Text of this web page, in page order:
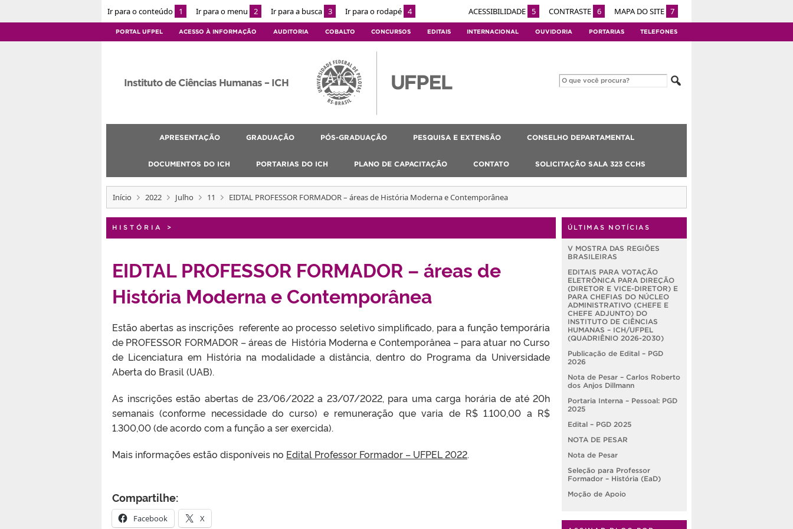
Ir para o conteúdo 1 Ir para o menu 2 Ir para a busca 3 Ir para o rodapé 4 ACESSIBILIDADE 5 CONTRASTE 6 MAPA DO SITE 7
PORTAL UFPEL ACESSO À INFORMAÇÃO AUDITORIA COBALTO CONCURSOS EDITAIS INTERNACIONAL OUVIDORIA PORTARIAS TELEFONES
Instituto de Ciências Humanas – ICH
APRESENTAÇÃO GRADUAÇÃO PÓS-GRADUAÇÃO PESQUISA E EXTENSÃO CONSELHO DEPARTAMENTAL
DOCUMENTOS DO ICH PORTARIAS DO ICH PLANO DE CAPACITAÇÃO CONTATO SOLICITAÇÃO SALA 323 CCHS
Início 2022 Julho 11 EIDTAL PROFESSOR FORMADOR – áreas de História Moderna e Contemporânea
HISTÓRIA >
EIDTAL PROFESSOR FORMADOR – áreas de
História Moderna e Contemporânea
Estão abertas as inscrições referente ao processo seletivo simplificado, para a função temporária
de PROFESSOR FORMADOR – áreas de História Moderna e Contemporânea – para atuar no Curso
de Licenciatura em História na modalidade a distância, dentro do Programa da Universidade
Aberta do Brasil (UAB).
As inscrições estão abertas de 23/06/2022 a 23/07/2022, para uma carga horária de até 20h
semanais (conforme necessidade do curso) e remuneração que varia de R$ 1.100,00 a R$
1.300,00 (de acordo com a função a ser exercida).
Mais informações estão disponíveis no Edital Professor Formador – UFPEL 2022.
Compartilhe:
Facebook X
ÚLTIMAS NOTÍCIAS
V MOSTRA DAS REGIÕES
BRASILEIRAS
EDITAIS PARA VOTAÇÃO
ELETRÔNICA PARA DIREÇÃO
(DIRETOR E VICE-DIRETOR) E
PARA CHEFIAS DO NÚCLEO
ADMINISTRATIVO (CHEFE E
CHEFE ADJUNTO) DO
INSTITUTO DE CIÊNCIAS
HUMANAS – ICH/UFPEL
(QUADRIÊNIO 2026-2030)
Publicação de Edital – PGD
2026
Nota de Pesar – Carlos Roberto
dos Anjos Dillmann
Portaria Interna – Pessoal: PGD
2025
Edital – PGD 2025
NOTA DE PESAR
Nota de Pesar
Seleção para Professor
Formador – História (EaD)
Moção de Apoio